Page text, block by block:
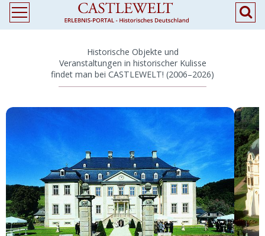
Historische Objekte und
Veranstaltungen in historischer Kulisse
findet man bei CASTLEWELT! (2006–2026)